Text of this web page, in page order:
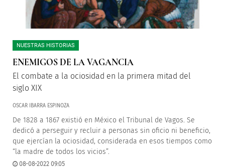
NUESTRAS HISTORIAS
ENEMIGOS DE LA VAGANCIA
El combate a la ociosidad en la primera mitad del
siglo XIX
OSCAR IBARRA ESPINOZA
De 1828 a 1867 existió en México el Tribunal de Vagos. Se
dedicó a perseguir y recluir a personas sin oficio ni beneficio,
que ejercían la ociosidad, considerada en esos tiempos como
“la madre de todos los vicios”.
08-08-2022 09:05